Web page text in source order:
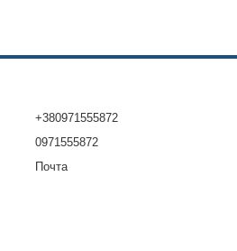
+380971555872
0971555872
Почта